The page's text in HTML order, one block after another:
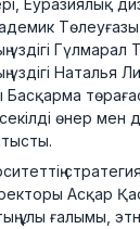
Еуразиялық
Төлеуғазы
Гүлмарал
Наталья
өнер мен
Асқар
ұлы ғалымы,